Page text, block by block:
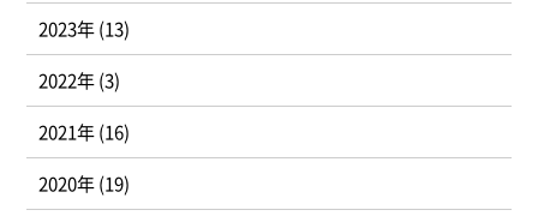
2023年 (13)
2022年 (3)
2021年 (16)
2020年 (19)